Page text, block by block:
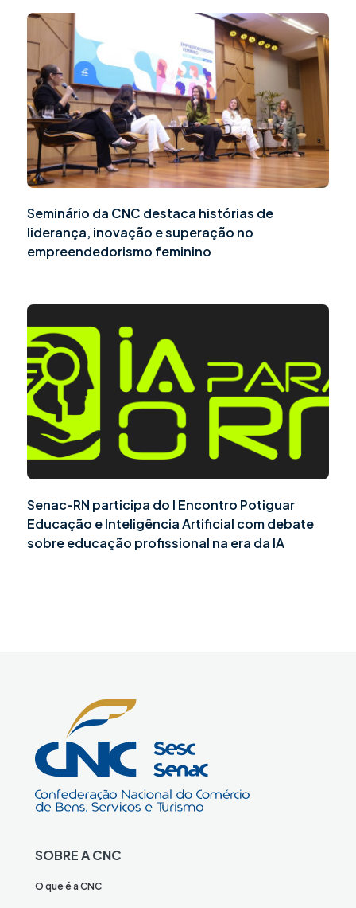
Seminário da CNC destaca histórias de
liderança, inovação e superação no
empreendedorismo feminino
Senac-RN participa do I Encontro Potiguar
Educação e Inteligência Artificial com debate
sobre educação profissional na era da IA
SOBRE A CNC
O que é a CNC